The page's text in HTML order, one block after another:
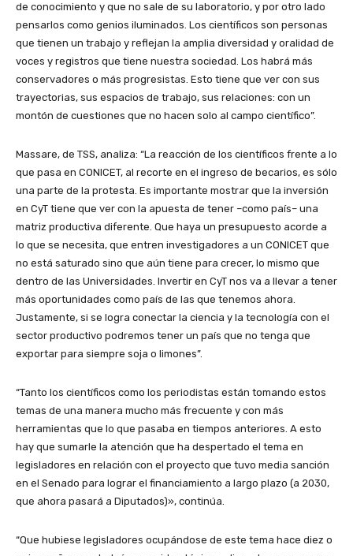
de conocimiento y que no sale de su laboratorio, y por otro lado
pensarlos como genios iluminados. Los científicos son personas
que tienen un trabajo y reflejan la amplia diversidad y oralidad de
voces y registros que tiene nuestra sociedad. Los habrá más
conservadores o más progresistas. Esto tiene que ver con sus
trayectorias, sus espacios de trabajo, sus relaciones: con un
montón de cuestiones que no hacen solo al campo científico”.
Massare, de TSS, analiza: “La reacción de los científicos frente a lo
que pasa en CONICET, al recorte en el ingreso de becarios, es sólo
una parte de la protesta. Es importante mostrar que la inversión
en CyT tiene que ver con la apuesta de tener –como país– una
matriz productiva diferente. Que haya un presupuesto acorde a
lo que se necesita, que entren investigadores a un CONICET que
no está saturado sino que aún tiene para crecer, lo mismo que
dentro de las Universidades. Invertir en CyT nos va a llevar a tener
más oportunidades como país de las que tenemos ahora.
Justamente, si se logra conectar la ciencia y la tecnología con el
sector productivo podremos tener un país que no tenga que
exportar para siempre soja o limones”.
“Tanto los científicos como los periodistas están tomando estos
temas de una manera mucho más frecuente y con más
herramientas que lo que pasaba en tiempos anteriores. A esto
hay que sumarle la atención que ha despertado el tema en
legisladores en relación con el proyecto que tuvo media sanción
en el Senado para lograr el financiamiento a largo plazo (a 2030,
que ahora pasará a Diputados)», continúa.
“Que hubiese legisladores ocupándose de este tema hace diez o